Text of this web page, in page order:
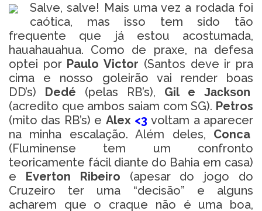
Salve, salve! Mais uma vez a rodada foi
caótica, mas isso tem sido tão
frequente que já estou acostumada,
hauahauahua. Como de praxe, na defesa
optei por Paulo Victor (Santos deve ir pra
cima e nosso goleirão vai render boas
DD’s) Dedé (pelas RB’s), Gil e Jackson
(acredito que ambos saiam com SG). Petros
(mito das RB’s) e Alex <3voltam a aparecer
na minha escalação. Além deles, Conca
(Fluminense tem um confronto
teoricamente fácil diante do Bahia em casa)
e Everton Ribeiro (apesar do jogo do
Cruzeiro ter uma “decisão” e alguns
acharem que o craque não é uma boa,